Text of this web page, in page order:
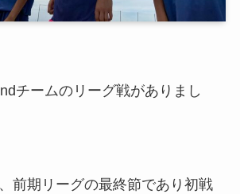
チームのリーグ戦がありまし
前期リーグの最終節であり初戦